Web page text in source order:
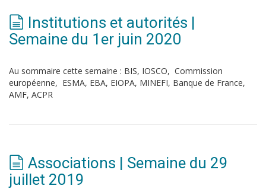
Institutions et autorités |
Semaine du 1er juin 2020
Au sommaire cette semaine : BIS, IOSCO, Commission
européenne, ESMA, EBA, EIOPA, MINEFI, Banque de France,
AMF, ACPR
Associations | Semaine du 29
juillet 2019